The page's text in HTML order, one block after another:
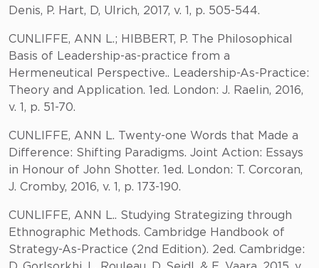
Denis, P. Hart, D, Ulrich, 2017, v. 1, p. 505-544.
CUNLIFFE, ANN L.; HIBBERT, P. The Philosophical
Basis of Leadership-as-practice from a
Hermeneutical Perspective.. Leadership-As-Practice:
Theory and Application. 1ed. London: J. Raelin, 2016,
v. 1, p. 51-70.
CUNLIFFE, ANN L. Twenty-one Words that Made a
Difference: Shifting Paradigms. Joint Action: Essays
in Honour of John Shotter. 1ed. London: T. Corcoran,
J. Cromby, 2016, v. 1, p. 173-190.
CUNLIFFE, ANN L.. Studying Strategizing through
Ethnographic Methods. Cambridge Handbook of
Strategy-As-Practice (2nd Edition). 2ed. Cambridge: